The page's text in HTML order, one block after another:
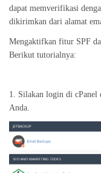
dapat memverifikasi
dikirimkan dari alamat
Mengaktifkan fitur SPF
Berikut tutorialnya:
1. Silakan login di cPanel
Anda.